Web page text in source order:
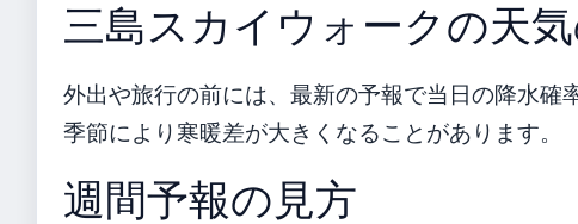
三島スカイウォークの天
外出や旅行の前には、最新の予報で当日の降水確
季節により寒暖差が大きくなることがあります。
週間予報の見方